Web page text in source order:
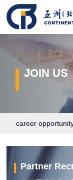
JOIN US
career
Partner